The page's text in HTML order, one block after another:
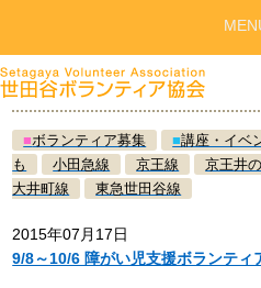
■ボランティア募集 ■講座・イベ
も
小田急線 京王線 京王井
大井町線
東急世田谷線
2015年07月17日
9/8～10/6 障がい児支援ボランティ